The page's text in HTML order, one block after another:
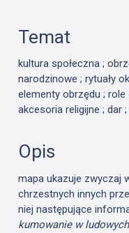
Temat
kultura społeczna ;
narodzinowe ; rytuały
elementy obrzędu ;
akcesoria religijne ; dar
Opis
mapa ukazuje zwyczaj
chrzestnych innych
niej następujące
kumowanie w